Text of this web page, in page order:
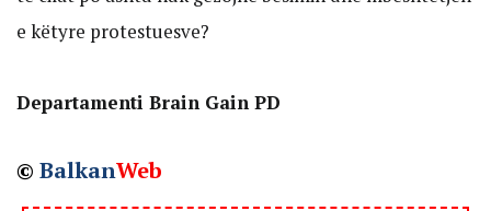
e këtyre protestuesve?
Departamenti Brain Gain PD
© BalkanWeb